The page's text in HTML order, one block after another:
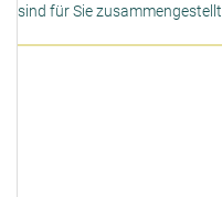
sind für Sie zusammengestellt.